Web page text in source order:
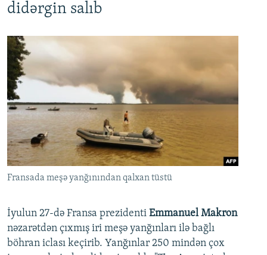
didərgin salıb
Fransada meşə yanğınından qalxan tüstü
İyulun 27-də Fransa prezidenti Emmanuel Makron
nəzarətdən çıxmış iri meşə yanğınları ilə bağlı
böhran iclası keçirib. Yanğınlar 250 mindən çox